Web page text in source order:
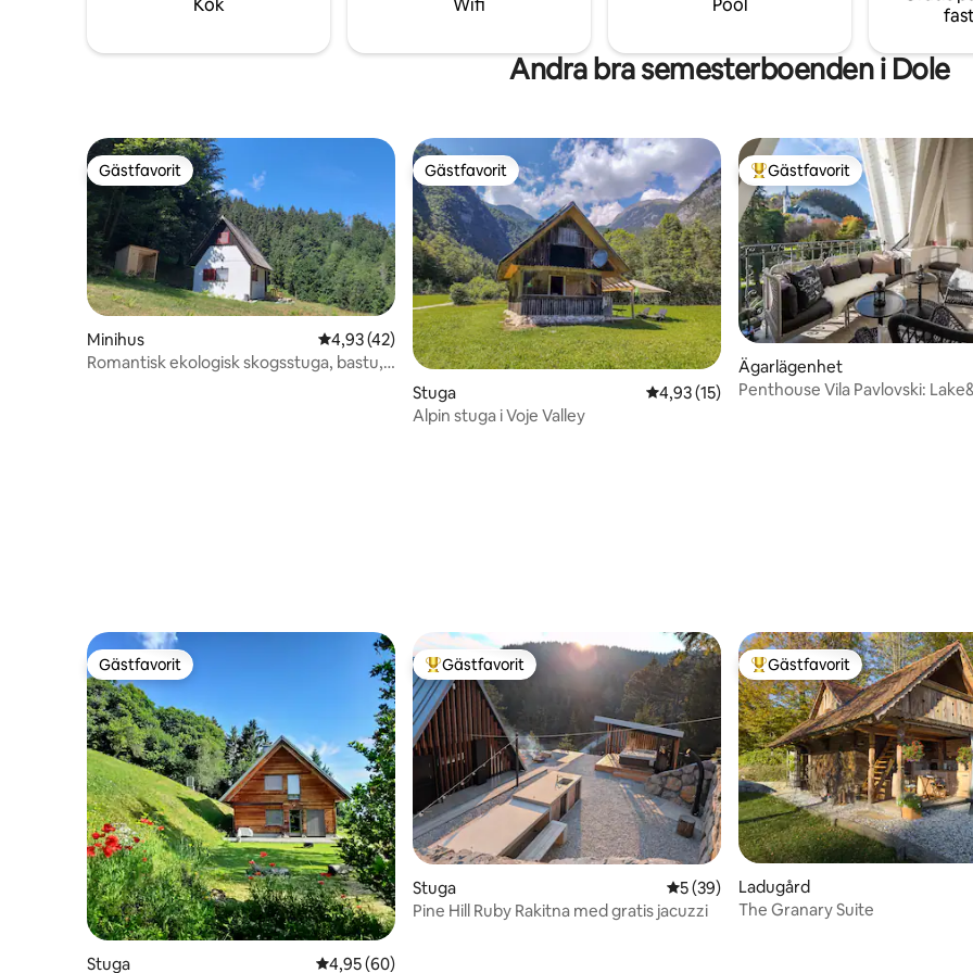
din fristad! RNO ID: 108171
parkering (RNO135551)
Kök Wifi Pool
Andra bra semesterboenden i Dole
Gästfavorit
Gästfavorit
Minihus 4,93 av 5 i genomsnittligt betyg, 42 omdömen
4,93 (42)
Romantisk ekologisk skogsstuga, bastu,
Gästfavorit
Gästfavorit
Stuga 4,93 av 5 i genomsnittligt betyg, 15
4,93 (15)
Alpin stuga i Voje Valley
Populär gästfavorit
Gästfavorit
Ägarlägenhet
Penthouse Vila Pavlovski:
Gästfavorit
Gästfavorit
Stuga 4,95 av 5 i genomsnittligt betyg, 60 omdömen
4,95 (60)
Populär gästfavorit
Gästfavorit
Stuga 5 av 5 i genomsnittligt betyg, 39
5 (39)
Pine Hill Ruby Rakitna med gratis jacuzzi
Populär gästfavorit
Gästfavorit
Ladugård
The Granary Suite